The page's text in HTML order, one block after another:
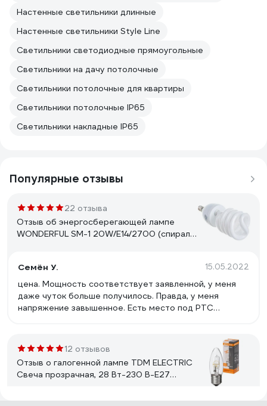
Настенные светильники длинные
Настенные светильники Style Line
Светильники светодиодные прямоугольные
Светильники на дачу потолочные
Светильники потолочные для квартиры
Светильники потолочные IP65
Светильники накладные IP65
Популярные отзывы
22 отзыва
Отзыв об энергосберегающей лампе
WONDERFUL SM-1 20W/E14/2700 (спираль)
Семён У.
15.05.2022
цена. Мощность соответствует заявленной, у меня
даже чуток больше получилось. Правда, у меня
напряжение завышенное. Есть место под РТС
12 отзывов
Отзыв о галогенной лампе TDM ELECTRIC
Свеча прозрачная, 28 Вт-230 В-Е27